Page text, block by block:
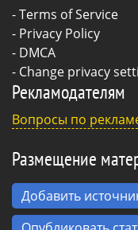
-Terms of Service
- Privacy Policy
- DMCA
- Change privacy
Рекламодателям
Вопросы по
Размещение
Добавить